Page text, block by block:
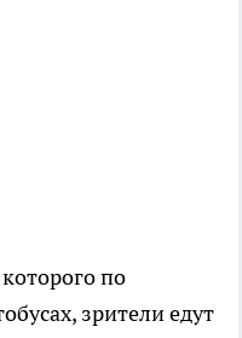
которого по
зрители едут